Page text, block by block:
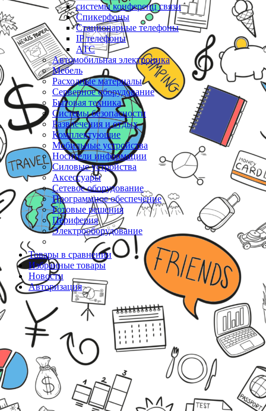
системы конференц связи
Спикерфоны
Стационарные телефоны
IP телефоны
АТС
Автомобильная электроника
Мебель
Расходные материалы
Серверное оборудование
Бытовая техника
Системы безопасности
Развлечения и отдых
Комплектующие
Мобильные устройства
Носители информации
Силовые устройства
Аксессуары
Сетевое оборудование
Программное обеспечение
Готовые решения
Периферия
Электрооборудование
Товары в сравнении
Избранные товары
Новости
Авторизация